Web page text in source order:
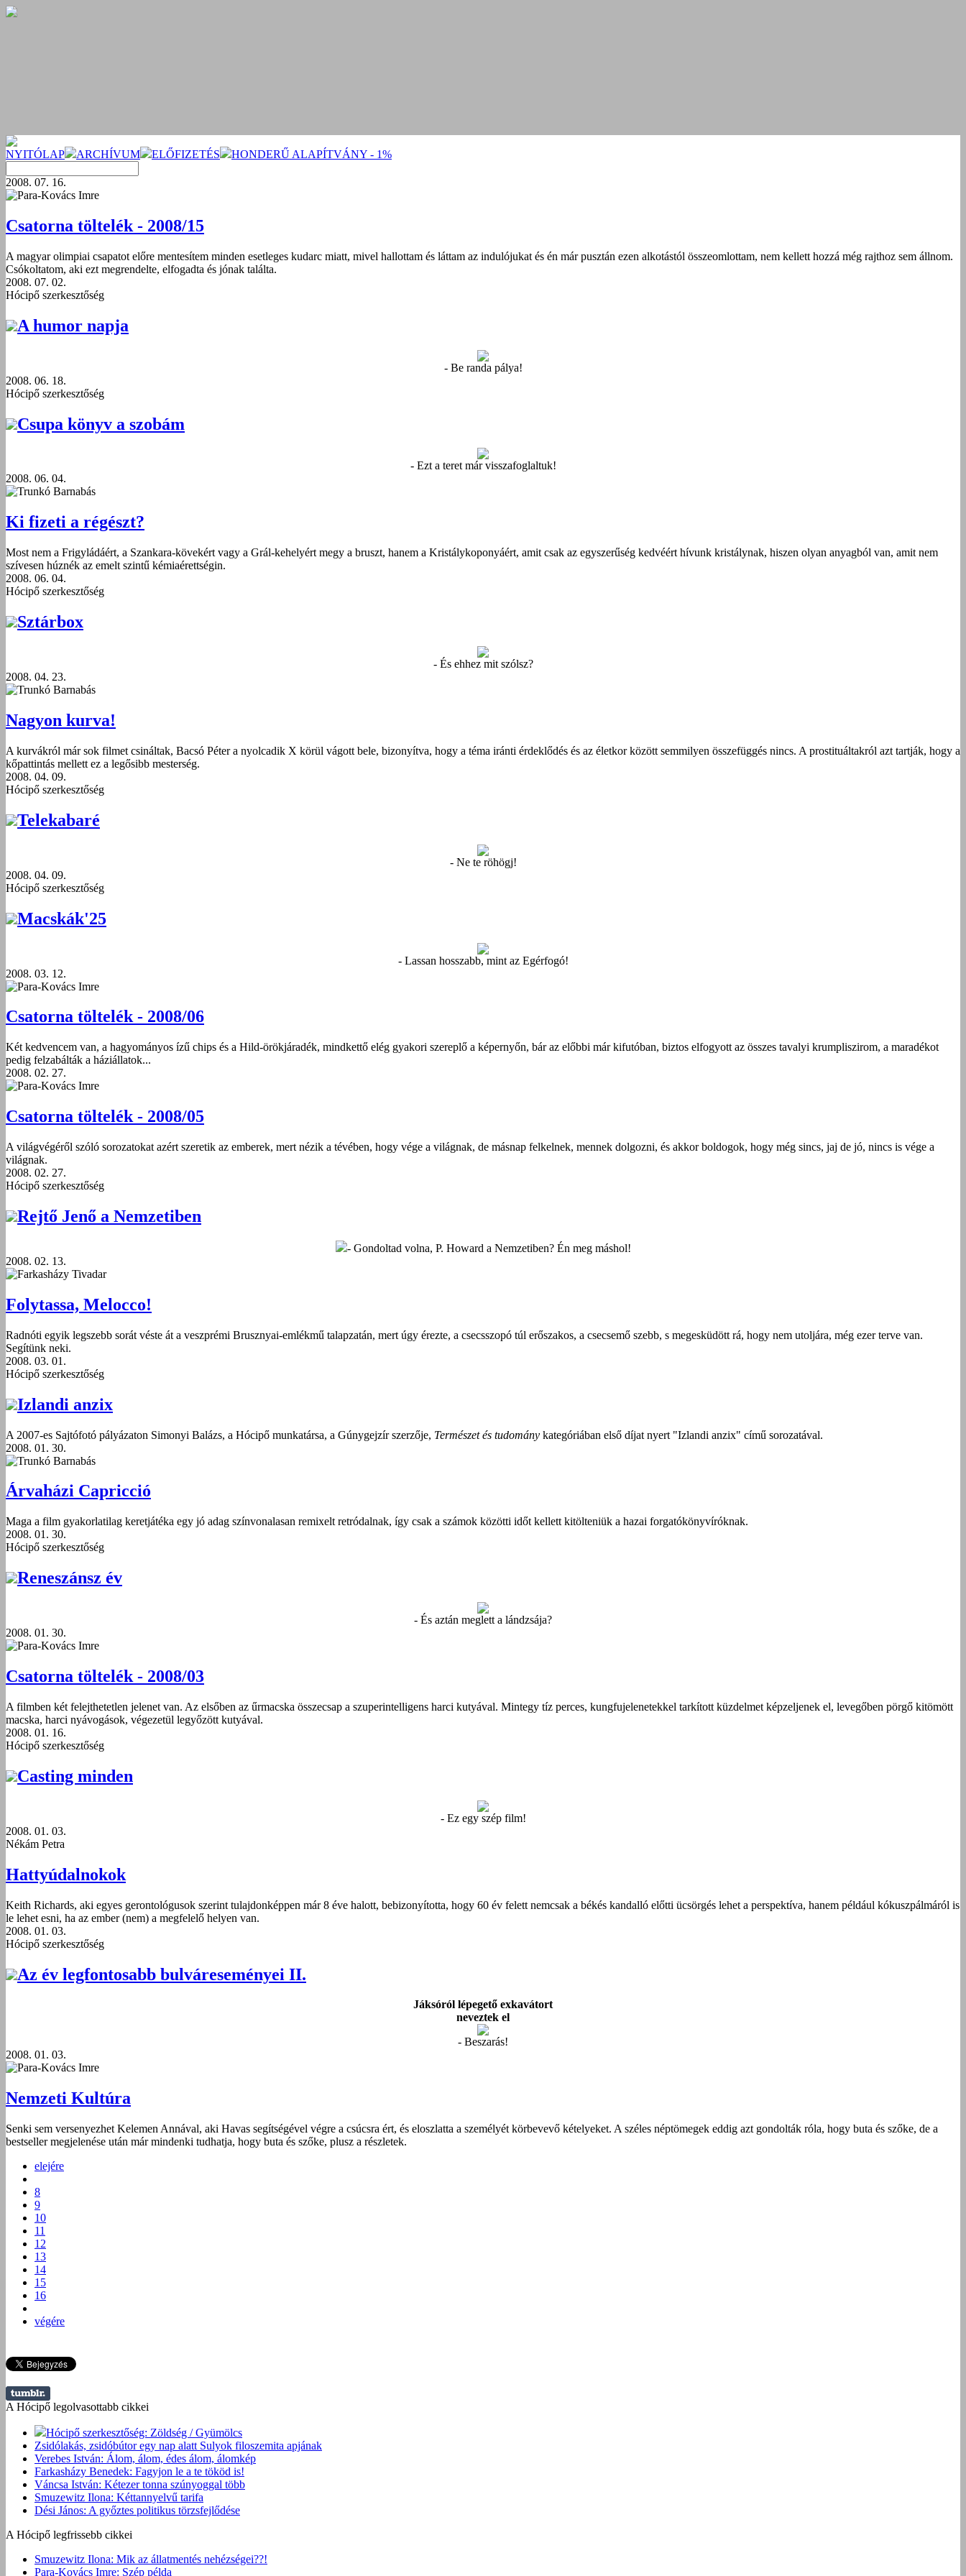
NYITÓLAP ARCHÍVUM ELŐFIZETÉS HONDERŰ ALAPÍTVÁNY - 1%
2008. 07. 16.
Para-Kovács Imre
Csatorna töltelék - 2008/15
A magyar olimpiai csapatot előre mentesítem minden esetleges kudarc miatt, mivel hallottam és láttam az indulójukat és én már pusztán ezen alkotástól összeomlottam, nem kellett hozzá még rajthoz sem állnom.
Csókoltatom, aki ezt megrendelte, elfogadta és jónak találta.
2008. 07. 02.
Hócipő szerkesztőség
A humor napja
- Be randa pálya!
2008. 06. 18.
Hócipő szerkesztőség
Csupa könyv a szobám
- Ezt a teret már visszafoglaltuk!
2008. 06. 04.
Trunkó Barnabás
Ki fizeti a régészt?
Most nem a Frigyládáért, a Szankara-kövekért vagy a Grál-kehelyért megy a bruszt, hanem a Kristálykoponyáért, amit csak az egyszerűség kedvéért hívunk kristálynak, hiszen olyan anyagból van, amit nem
szívesen húznék az emelt szintű kémiaérettségin.
2008. 06. 04.
Hócipő szerkesztőség
Sztárbox
- És ehhez mit szólsz?
2008. 04. 23.
Trunkó Barnabás
Nagyon kurva!
A kurvákról már sok filmet csináltak, Bacsó Péter a nyolcadik X körül vágott bele, bizonyítva, hogy a téma iránti érdeklődés és az életkor között semmilyen összefüggés nincs. A prostituáltakról azt tartják, hogy a
kőpattintás mellett ez a legősibb mesterség.
2008. 04. 09.
Hócipő szerkesztőség
Telekabaré
- Ne te röhögj!
2008. 04. 09.
Hócipő szerkesztőség
Macskák'25
- Lassan hosszabb, mint az Egérfogó!
2008. 03. 12.
Para-Kovács Imre
Csatorna töltelék - 2008/06
Két kedvencem van, a hagyományos ízű chips és a Hild-örökjáradék, mindkettő elég gyakori szereplő a képernyőn, bár az előbbi már kifutóban, biztos elfogyott az összes tavalyi krumpliszirom, a maradékot
pedig felzabálták a háziállatok...
2008. 02. 27.
Para-Kovács Imre
Csatorna töltelék - 2008/05
A világvégéről szóló sorozatokat azért szeretik az emberek, mert nézik a tévében, hogy vége a világnak, de másnap felkelnek, mennek dolgozni, és akkor boldogok, hogy még sincs, jaj de jó, nincs is vége a
világnak.
2008. 02. 27.
Hócipő szerkesztőség
Rejtő Jenő a Nemzetiben
- Gondoltad volna, P. Howard a Nemzetiben? Én meg máshol!
2008. 02. 13.
Farkasházy Tivadar
Folytassa, Melocco!
Radnóti egyik legszebb sorát véste át a veszprémi Brusznyai-emlékmű talapzatán, mert úgy érezte, a csecsszopó túl erőszakos, a csecsemő szebb, s megesküdött rá, hogy nem utoljára, még ezer terve van.
Segítünk neki.
2008. 03. 01.
Hócipő szerkesztőség
Izlandi anzix
A 2007-es Sajtófotó pályázaton Simonyi Balázs, a Hócipő munkatársa, a Gúnygejzír szerzője, Természet és tudomány kategóriában első díjat nyert "Izlandi anzix" című sorozatával.
2008. 01. 30.
Trunkó Barnabás
Árvaházi Capricció
Maga a film gyakorlatilag keretjátéka egy jó adag színvonalasan remixelt retródalnak, így csak a számok közötti időt kellett kitölteniük a hazai forgatókönyvíróknak.
2008. 01. 30.
Hócipő szerkesztőség
Reneszánsz év
- És aztán meglett a lándzsája?
2008. 01. 30.
Para-Kovács Imre
Csatorna töltelék - 2008/03
A filmben két felejthetetlen jelenet van. Az elsőben az űrmacska összecsap a szuperintelligens harci kutyával. Mintegy tíz perces, kungfujelenetekkel tarkított küzdelmet képzeljenek el, levegőben pörgő kitömött
macska, harci nyávogások, végezetül legyőzött kutyával.
2008. 01. 16.
Hócipő szerkesztőség
Casting minden
- Ez egy szép film!
2008. 01. 03.
Nékám Petra
Hattyúdalnokok
Keith Richards, aki egyes gerontológusok szerint tulajdonképpen már 8 éve halott, bebizonyította, hogy 60 év felett nemcsak a békés kandalló előtti ücsörgés lehet a perspektíva, hanem például kókuszpálmáról is
le lehet esni, ha az ember (nem) a megfelelő helyen van.
2008. 01. 03.
Hócipő szerkesztőség
Az év legfontosabb bulváreseményei II.
Jáksóról lépegető exkavátort
neveztek el
- Beszarás!
2008. 01. 03.
Para-Kovács Imre
Nemzeti Kultúra
Senki sem versenyezhet Kelemen Annával, aki Havas segítségével végre a csúcsra ért, és eloszlatta a személyét körbevevő kételyeket. A széles néptömegek eddig azt gondolták róla, hogy buta és szőke, de a
bestseller megjelenése után már mindenki tudhatja, hogy buta és szőke, plusz a részletek.
elejére
8
9
10
11
12
13
14
15
16
végére
A Hócipő legolvasottabb cikkei
Hócipő szerkesztőség: Zöldség / Gyümölcs
Zsidólakás, zsidóbútor egy nap alatt Sulyok filoszemita apjának
Verebes István: Álom, álom, édes álom, álomkép
Farkasházy Benedek: Fagyjon le a te tököd is!
Váncsa István: Kétezer tonna szúnyoggal több
Smuzewitz Ilona: Kéttannyelvű tarifa
Dési János: A győztes politikus törzsfejlődése
A Hócipő legfrissebb cikkei
Smuzewitz Ilona: Mik az állatmentés nehézségei??!
Para-Kovács Imre: Szép példa